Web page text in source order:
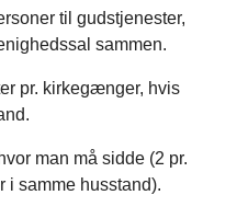
til gudstjenester,
sammen.
pr. kirkegænger, hvis
man må sidde (2 pr.
i samme husstand).